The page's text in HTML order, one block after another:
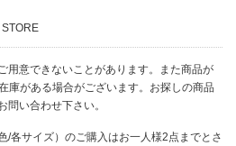
用意できないことがあります。また商品が
庫がある場合がございます。お探しの商品
問い合わせ下さい。
/各サイズ）のご購入はお一人様2点までとさ